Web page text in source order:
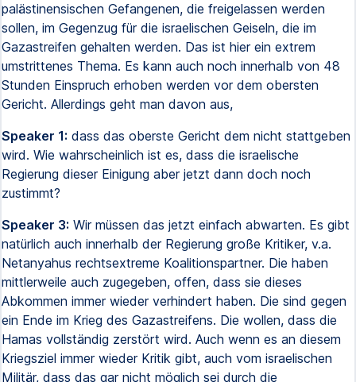
palästinensischen Gefangenen, die freigelassen werden
sollen, im Gegenzug für die israelischen Geiseln, die im
Gazastreifen gehalten werden. Das ist hier ein extrem
umstrittenes Thema. Es kann auch noch innerhalb von 48
Stunden Einspruch erhoben werden vor dem obersten
Gericht. Allerdings geht man davon aus,
Speaker 1: dass das oberste Gericht dem nicht stattgeben
wird. Wie wahrscheinlich ist es, dass die israelische
Regierung dieser Einigung aber jetzt dann doch noch
zustimmt?
Speaker 3: Wir müssen das jetzt einfach abwarten. Es gibt
natürlich auch innerhalb der Regierung große Kritiker, v.a.
Netanyahus rechtsextreme Koalitionspartner. Die haben
mittlerweile auch zugegeben, offen, dass sie dieses
Abkommen immer wieder verhindert haben. Die sind gegen
ein Ende im Krieg des Gazastreifens. Die wollen, dass die
Hamas vollständig zerstört wird. Auch wenn es an diesem
Kriegsziel immer wieder Kritik gibt, auch vom israelischen
Militär, dass das gar nicht möglich sei durch die